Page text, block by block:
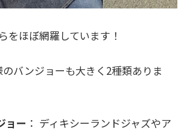
をほぼ網羅しています！
バンジョーも大きく2種類ありま
ョー ： ディキシーランドジャズやア